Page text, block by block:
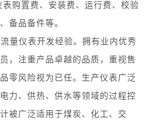
购置费、安装费、运行费、校验
备品备件等。
仪表开发经验。拥有业内优秀
，注重产品卓越的品质，重视售
零风险视为已任。生产仪表广泛
力、供热、供水等领域的过程控
被广泛适用于煤炭、化工、交